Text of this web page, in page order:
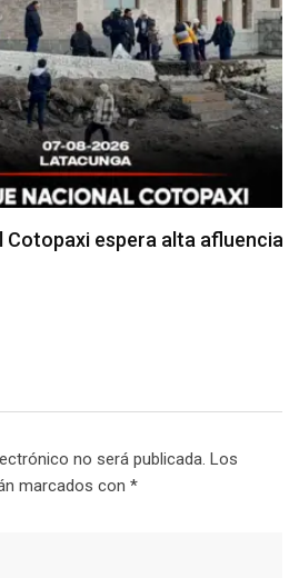
espera alta afluencia de
no será publicada. Los
marcados con *